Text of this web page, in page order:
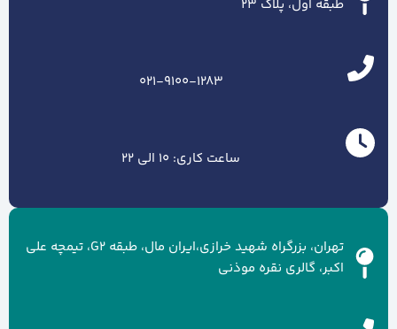
طبقه اول، پلاک ۲۳
021-9100-1283
ساعت کاری: 10 الی 22
تهران، بزرگراه شهید خرازی،ایران مال، طبقه G2، تیمچه علی
اکبر، گالری نقره موذنی